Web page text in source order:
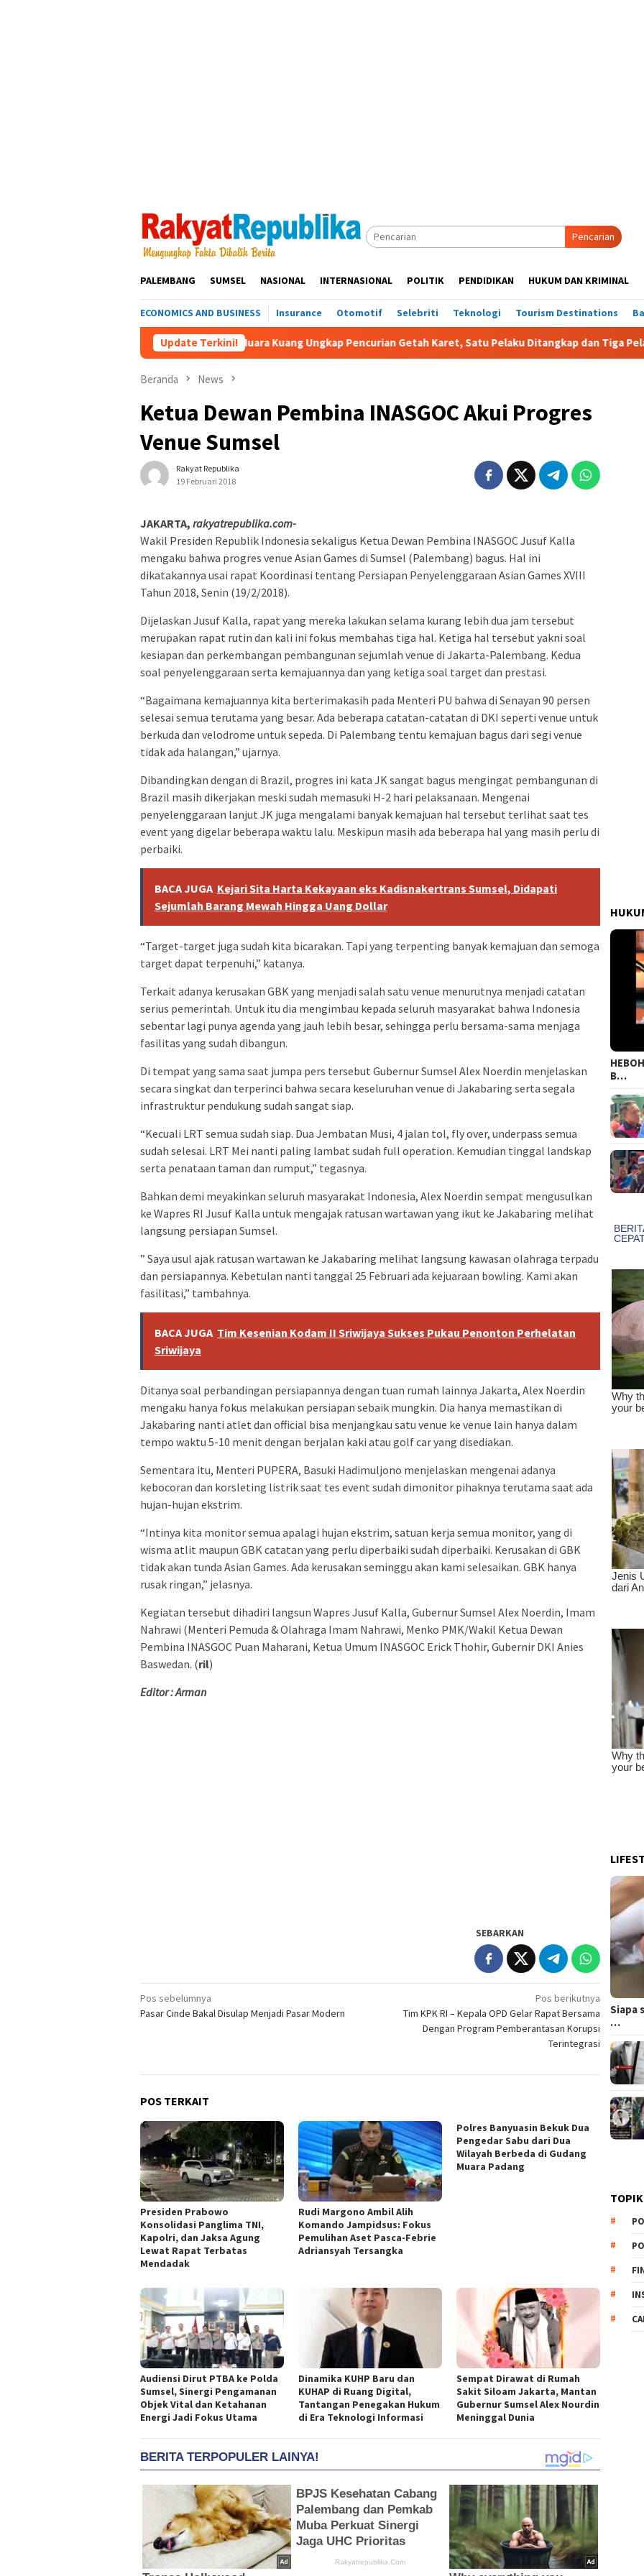
Pencarian
PALEMBANG SUMSEL NASIONAL INTERNASIONAL POLITIK PENDIDIKAN HUKUM DAN KRIMINAL
ECONOMICS AND BUSINESS Insurance Otomotif Selebriti Teknologi Tourism Destinations
Update Terkini!
Gerak Cepat Polsek Muara Kuang Ungkap Pencurian Getah Karet, Satu Pelaku Ditangkap dan Tiga Pelaku Masih Diburu
Beranda News
Ketua Dewan Pembina INASGOC Akui Progres
Venue Sumsel
Rakyat Republika
19 Februari 2018
JAKARTA, rakyatrepublika.com-
Wakil Presiden Republik Indonesia sekaligus Ketua Dewan Pembina INASGOC Jusuf Kalla
mengaku bahwa progres venue Asian Games di Sumsel (Palembang) bagus. Hal ini
dikatakannya usai rapat Koordinasi tentang Persiapan Penyelenggaraan Asian Games XVIII
Tahun 2018, Senin (19/2/2018).
Dijelaskan Jusuf Kalla, rapat yang mereka lakukan selama kurang lebih dua jam tersebut
merupakan rapat rutin dan kali ini fokus membahas tiga hal. Ketiga hal tersebut yakni soal
kesiapan dan perkembangan pembangunan sejumlah venue di Jakarta-Palembang. Kedua
soal penyelenggaraan serta kemajuannya dan yang ketiga soal target dan prestasi.
“Bagaimana kemajuannya kita berterimakasih pada Menteri PU bahwa di Senayan 90 persen
selesai semua terutama yang besar. Ada beberapa catatan-catatan di DKI seperti venue untuk
berkuda dan velodrome untuk sepeda. Di Palembang tentu kemajuan bagus dari segi venue
tidak ada halangan,” ujarnya.
Dibandingkan dengan di Brazil, progres ini kata JK sangat bagus mengingat pembangunan di
Brazil masih dikerjakan meski sudah memasuki H-2 hari pelaksanaan. Mengenai
penyelenggaraan lanjut JK juga mengalami banyak kemajuan hal tersebut terlihat saat tes
event yang digelar beberapa waktu lalu. Meskipun masih ada beberapa hal yang masih perlu di
perbaiki.
BACA JUGA Kejari Sita Harta Kekayaan eks Kadisnakertrans Sumsel, Didapati
Sejumlah Barang Mewah Hingga Uang Dollar
“Target-target juga sudah kita bicarakan. Tapi yang terpenting banyak kemajuan dan semoga
target dapat terpenuhi,” katanya.
Terkait adanya kerusakan GBK yang menjadi salah satu venue menurutnya menjadi catatan
serius pemerintah. Untuk itu dia mengimbau kepada seluruh masyarakat bahwa Indonesia
sebentar lagi punya agenda yang jauh lebih besar, sehingga perlu bersama-sama menjaga
fasilitas yang sudah dibangun.
Di tempat yang sama saat jumpa pers tersebut Gubernur Sumsel Alex Noerdin menjelaskan
secara singkat dan terperinci bahwa secara keseluruhan venue di Jakabaring serta segala
infrastruktur pendukung sudah sangat siap.
“Kecuali LRT semua sudah siap. Dua Jembatan Musi, 4 jalan tol, fly over, underpass semua
sudah selesai. LRT Mei nanti paling lambat sudah full operation. Kemudian tinggal landskap
serta penataan taman dan rumput,” tegasnya.
Bahkan demi meyakinkan seluruh masyarakat Indonesia, Alex Noerdin sempat mengusulkan
ke Wapres RI Jusuf Kalla untuk mengajak ratusan wartawan yang ikut ke Jakabaring melihat
langsung persiapan Sumsel.
” Saya usul ajak ratusan wartawan ke Jakabaring melihat langsung kawasan olahraga terpadu
dan persiapannya. Kebetulan nanti tanggal 25 Februari ada kejuaraan bowling. Kami akan
fasilitasi,” tambahnya.
BACA JUGA Tim Kesenian Kodam II Sriwijaya Sukses Pukau Penonton Perhelatan
Sriwijaya
Ditanya soal perbandingan persiapannya dengan tuan rumah lainnya Jakarta, Alex Noerdin
mengaku hanya fokus melakukan persiapan sebaik mungkin. Dia hanya memastikan di
Jakabaring nanti atlet dan official bisa menjangkau satu venue ke venue lain hanya dalam
tempo waktu 5-10 menit dengan berjalan kaki atau golf car yang disediakan.
Sementara itu, Menteri PUPERA, Basuki Hadimuljono menjelaskan mengenai adanya
kebocoran dan korsleting listrik saat tes event sudah dimonitor pihaknya terutama saat ada
hujan-hujan ekstrim.
“Intinya kita monitor semua apalagi hujan ekstrim, satuan kerja semua monitor, yang di
wisma atlit maupun GBK catatan yang perlu diperbaiki sudah diperbaiki. Kerusakan di GBK
tidak akan tunda Asian Games. Ada kerusakan seminggu akan kami selesaikan. GBK hanya
rusak ringan,” jelasnya.
Kegiatan tersebut dihadiri langsun Wapres Jusuf Kalla, Gubernur Sumsel Alex Noerdin, Imam
Nahrawi (Menteri Pemuda & Olahraga Imam Nahrawi, Menko PMK/Wakil Ketua Dewan
Pembina INASGOC Puan Maharani, Ketua Umum INASGOC Erick Thohir, Gubernir DKI Anies
Baswedan. (ril)
Editor : Arman
SEBARKAN
Navigasi
pos
Pos sebelumnya
Pasar Cinde Bakal Disulap Menjadi Pasar Modern
Pos berikutnya
Tim KPK RI – Kepala OPD Gelar Rapat Bersama
Dengan Program Pemberantasan Korupsi
Terintegrasi
POS TERKAIT
Presiden Prabowo
Konsolidasi Panglima TNI,
Kapolri, dan Jaksa Agung
Lewat Rapat Terbatas
Mendadak
Rudi Margono Ambil Alih
Komando Jampidsus: Fokus
Pemulihan Aset Pasca-Febrie
Adriansyah Tersangka
Polres Banyuasin Bekuk Dua
Pengedar Sabu dari Dua
Wilayah Berbeda di Gudang
Muara Padang
Audiensi Dirut PTBA ke Polda
Sumsel, Sinergi Pengamanan
Objek Vital dan Ketahanan
Energi Jadi Fokus Utama
Dinamika KUHP Baru dan
KUHAP di Ruang Digital,
Tantangan Penegakan Hukum
di Era Teknologi Informasi
Sempat Dirawat di Rumah
Sakit Siloam Jakarta, Mantan
Gubernur Sumsel Alex Nourdin
Meninggal Dunia
B…
Siapa
…